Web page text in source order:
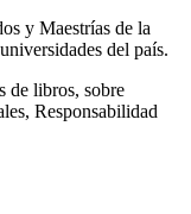
y Maestrías de la
del país.
de libros, sobre
Responsabilidad